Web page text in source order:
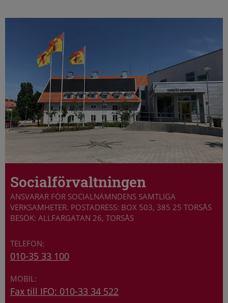
Socialförvaltningen
ANSVARAR FÖR SOCIALNÄMNDENS SAMTLIGA
VERKSAMHETER. POSTADRESS: BOX 503, 385 25 TORSÅS
BESÖK: ALLFARGATAN 26, TORSÅS
010-35 33 100
Fax till IFO: 010-33 34 522